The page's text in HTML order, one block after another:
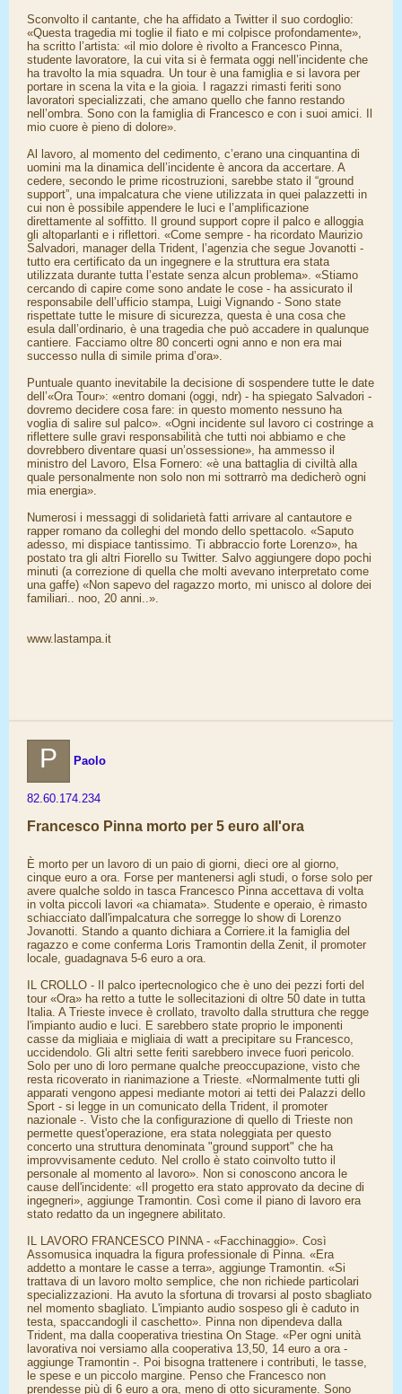
Sconvolto il cantante, che ha affidato a Twitter il suo cordoglio:
«Questa tragedia mi toglie il fiato e mi colpisce profondamente»,
ha scritto l’artista: «il mio dolore è rivolto a Francesco Pinna,
studente lavoratore, la cui vita si è fermata oggi nell’incidente che
ha travolto la mia squadra. Un tour è una famiglia e si lavora per
portare in scena la vita e la gioia. I ragazzi rimasti feriti sono
lavoratori specializzati, che amano quello che fanno restando
nell’ombra. Sono con la famiglia di Francesco e con i suoi amici. Il
mio cuore è pieno di dolore».
Al lavoro, al momento del cedimento, c’erano una cinquantina di
uomini ma la dinamica dell’incidente è ancora da accertare. A
cedere, secondo le prime ricostruzioni, sarebbe stato il “ground
support”, una impalcatura che viene utilizzata in quei palazzetti in
cui non è possibile appendere le luci e l’amplificazione
direttamente al soffitto. Il ground support copre il palco e alloggia
gli altoparlanti e i riflettori. «Come sempre - ha ricordato Maurizio
Salvadori, manager della Trident, l’agenzia che segue Jovanotti -
tutto era certificato da un ingegnere e la struttura era stata
utilizzata durante tutta l’estate senza alcun problema». «Stiamo
cercando di capire come sono andate le cose - ha assicurato il
responsabile dell’ufficio stampa, Luigi Vignando - Sono state
rispettate tutte le misure di sicurezza, questa è una cosa che
esula dall’ordinario, è una tragedia che può accadere in qualunque
cantiere. Facciamo oltre 80 concerti ogni anno e non era mai
successo nulla di simile prima d’ora».
Puntuale quanto inevitabile la decisione di sospendere tutte le date
dell’«Ora Tour»: «entro domani (oggi, ndr) - ha spiegato Salvadori -
dovremo decidere cosa fare: in questo momento nessuno ha
voglia di salire sul palco». «Ogni incidente sul lavoro ci costringe a
riflettere sulle gravi responsabilità che tutti noi abbiamo e che
dovrebbero diventare quasi un’ossessione», ha ammesso il
ministro del Lavoro, Elsa Fornero: «è una battaglia di civiltà alla
quale personalmente non solo non mi sottrarrò ma dedicherò ogni
mia energia».
Numerosi i messaggi di solidarietà fatti arrivare al cantautore e
rapper romano da colleghi del mondo dello spettacolo. «Saputo
adesso, mi dispiace tantissimo. Ti abbraccio forte Lorenzo», ha
postato tra gli altri Fiorello su Twitter. Salvo aggiungere dopo pochi
minuti (a correzione di quella che molti avevano interpretato come
una gaffe) «Non sapevo del ragazzo morto, mi unisco al dolore dei
familiari.. noo, 20 anni..».
www.lastampa.it
P Paolo
82.60.174.234
Francesco Pinna morto per 5 euro all'ora
È morto per un lavoro di un paio di giorni, dieci ore al giorno,
cinque euro a ora. Forse per mantenersi agli studi, o forse solo per
avere qualche soldo in tasca Francesco Pinna accettava di volta
in volta piccoli lavori «a chiamata». Studente e operaio, è rimasto
schiacciato dall'impalcatura che sorregge lo show di Lorenzo
Jovanotti. Stando a quanto dichiara a Corriere.it la famiglia del
ragazzo e come conferma Loris Tramontin della Zenit, il promoter
locale, guadagnava 5-6 euro a ora.
IL CROLLO - Il palco ipertecnologico che è uno dei pezzi forti del
tour «Ora» ha retto a tutte le sollecitazioni di oltre 50 date in tutta
Italia. A Trieste invece è crollato, travolto dalla struttura che regge
l'impianto audio e luci. E sarebbero state proprio le imponenti
casse da migliaia e migliaia di watt a precipitare su Francesco,
uccidendolo. Gli altri sette feriti sarebbero invece fuori pericolo.
Solo per uno di loro permane qualche preoccupazione, visto che
resta ricoverato in rianimazione a Trieste. «Normalmente tutti gli
apparati vengono appesi mediante motori ai tetti dei Palazzi dello
Sport - si legge in un comunicato della Trident, il promoter
nazionale -. Visto che la configurazione di quello di Trieste non
permette quest'operazione, era stata noleggiata per questo
concerto una struttura denominata "ground support" che ha
improvvisamente ceduto. Nel crollo è stato coinvolto tutto il
personale al momento al lavoro». Non si conoscono ancora le
cause dell'incidente: «Il progetto era stato approvato da decine di
ingegneri», aggiunge Tramontin. Così come il piano di lavoro era
stato redatto da un ingegnere abilitato.
IL LAVORO FRANCESCO PINNA - «Facchinaggio». Così
Assomusica inquadra la figura professionale di Pinna. «Era
addetto a montare le casse a terra», aggiunge Tramontin. «Si
trattava di un lavoro molto semplice, che non richiede particolari
specializzazioni. Ha avuto la sfortuna di trovarsi al posto sbagliato
nel momento sbagliato. L'impianto audio sospeso gli è caduto in
testa, spaccandogli il caschetto». Pinna non dipendeva dalla
Trident, ma dalla cooperativa triestina On Stage. «Per ogni unità
lavorativa noi versiamo alla cooperativa 13,50, 14 euro a ora -
aggiunge Tramontin -. Poi bisogna trattenere i contributi, le tasse,
le spese e un piccolo margine. Penso che Francesco non
prendesse più di 6 euro a ora, meno di otto sicuramente. Sono